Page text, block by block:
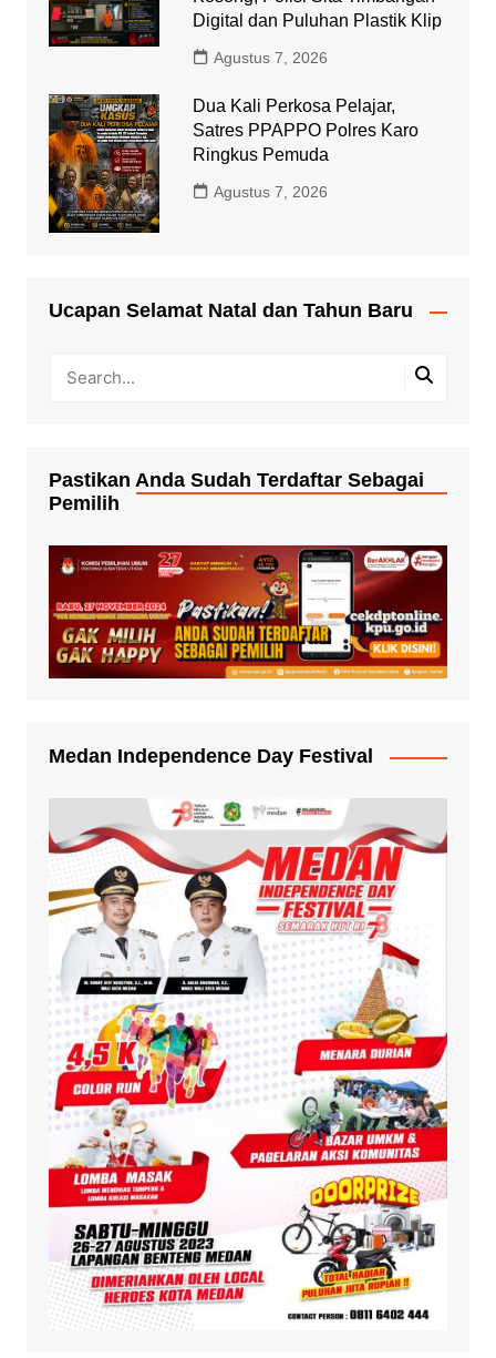
Digital dan Puluhan Plastik Klip
Agustus 7, 2026
Dua Kali Perkosa Pelajar,
Satres PPAPPO Polres Karo
Ringkus Pemuda
Agustus 7, 2026
Ucapan Selamat Natal dan Tahun Baru
Pastikan Anda Sudah Terdaftar Sebagai
Pemilih
Medan Independence Day Festival